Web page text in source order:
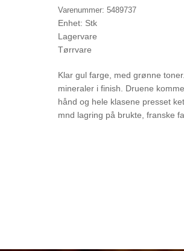
Varenummer: 5489737
Enhet: Stk
Lagervare
Tørrvare
Klar gul farge, med grønne
mineraler i finish. Druene
hånd og hele klasene presset
mnd lagring på brukte, franske